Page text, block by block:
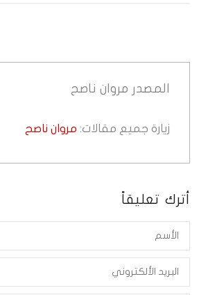
المصدر مروان ناصح
زيارة جميع مقالات: مروان ناصح
أترك تعليقاً